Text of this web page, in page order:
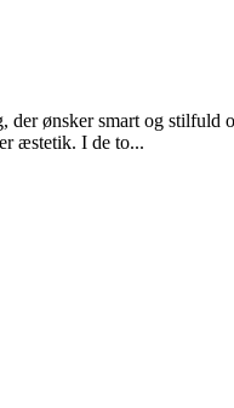
ønsker smart og
æstetik. I de to...